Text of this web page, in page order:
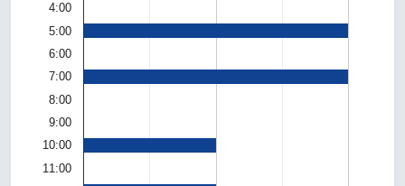
4:00
5:00
6:00
7:00
8:00
9:00
10:00
11:00